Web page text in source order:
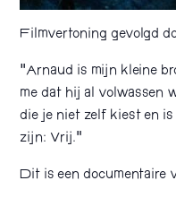
Filmvertoning gevolgd
“Arnaud is mijn kleine
me dat hij al volwassen
die je niet zelf kiest en
zijn: Vrij.”
Dit is een documentaire